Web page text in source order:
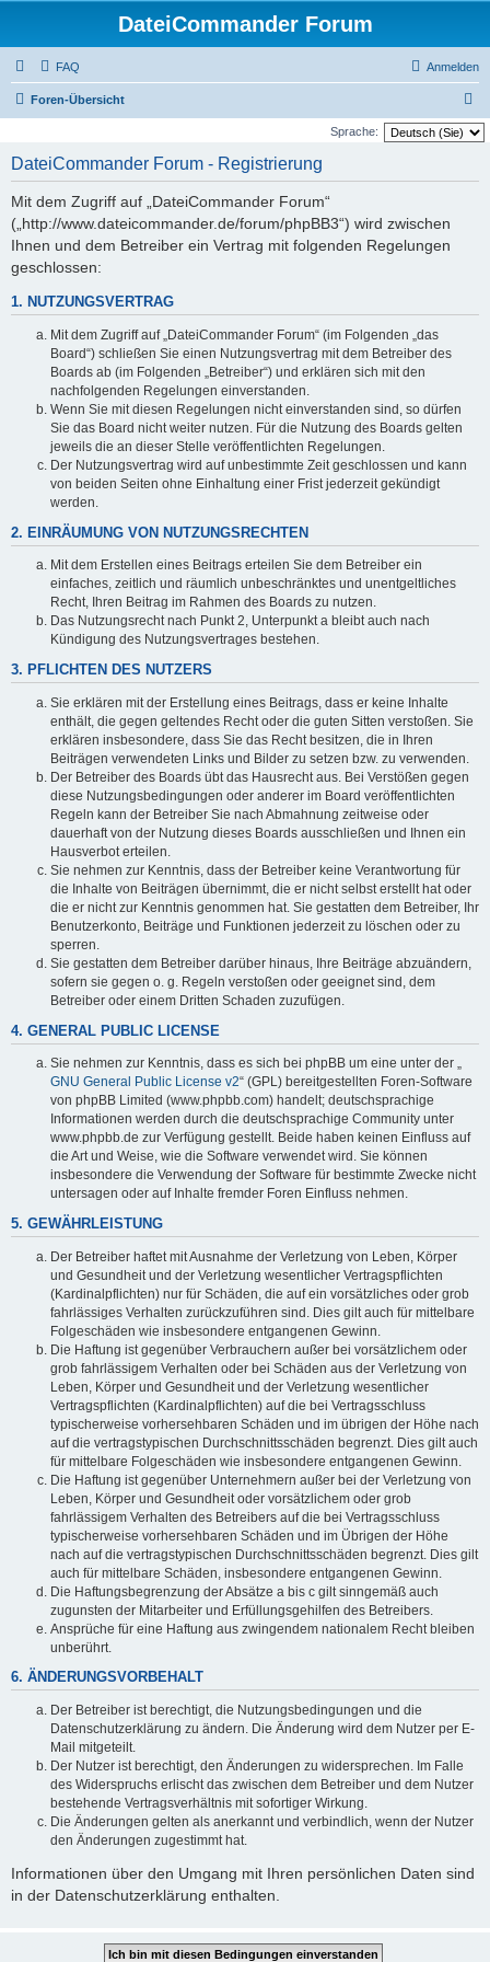
DateiCommander Forum
FAQ Anmelden
Foren-Übersicht
u
Sprache:
DateiCommander Forum - Registrierung
Mit dem Zugriff auf „DateiCommander Forum“
(„http://www.dateicommander.de/forum/phpBB3“) wird zwischen
Ihnen und dem Betreiber ein Vertrag mit folgenden Regelungen
geschlossen:
1. NUTZUNGSVERTRAG
Mit dem Zugriff auf „DateiCommander Forum“ (im Folgenden „das
Board“) schließen Sie einen Nutzungsvertrag mit dem Betreiber des
Boards ab (im Folgenden „Betreiber“) und erklären sich mit den
nachfolgenden Regelungen einverstanden.
Wenn Sie mit diesen Regelungen nicht einverstanden sind, so dürfen
Sie das Board nicht weiter nutzen. Für die Nutzung des Boards gelten
jeweils die an dieser Stelle veröffentlichten Regelungen.
Der Nutzungsvertrag wird auf unbestimmte Zeit geschlossen und kann
von beiden Seiten ohne Einhaltung einer Frist jederzeit gekündigt
werden.
2. EINRÄUMUNG VON NUTZUNGSRECHTEN
Mit dem Erstellen eines Beitrags erteilen Sie dem Betreiber ein
einfaches, zeitlich und räumlich unbeschränktes und unentgeltliches
Recht, Ihren Beitrag im Rahmen des Boards zu nutzen.
Das Nutzungsrecht nach Punkt 2, Unterpunkt a bleibt auch nach
Kündigung des Nutzungsvertrages bestehen.
3. PFLICHTEN DES NUTZERS
Sie erklären mit der Erstellung eines Beitrags, dass er keine Inhalte
enthält, die gegen geltendes Recht oder die guten Sitten verstoßen. Sie
erklären insbesondere, dass Sie das Recht besitzen, die in Ihren
Beiträgen verwendeten Links und Bilder zu setzen bzw. zu verwenden.
Der Betreiber des Boards übt das Hausrecht aus. Bei Verstößen gegen
diese Nutzungsbedingungen oder anderer im Board veröffentlichten
Regeln kann der Betreiber Sie nach Abmahnung zeitweise oder
dauerhaft von der Nutzung dieses Boards ausschließen und Ihnen ein
Hausverbot erteilen.
Sie nehmen zur Kenntnis, dass der Betreiber keine Verantwortung für
die Inhalte von Beiträgen übernimmt, die er nicht selbst erstellt hat oder
die er nicht zur Kenntnis genommen hat. Sie gestatten dem Betreiber, Ihr
Benutzerkonto, Beiträge und Funktionen jederzeit zu löschen oder zu
sperren.
Sie gestatten dem Betreiber darüber hinaus, Ihre Beiträge abzuändern,
sofern sie gegen o. g. Regeln verstoßen oder geeignet sind, dem
Betreiber oder einem Dritten Schaden zuzufügen.
4. GENERAL PUBLIC LICENSE
Sie nehmen zur Kenntnis, dass es sich bei phpBB um eine unter der „
GNU General Public License v2“ (GPL) bereitgestellten Foren-Software
von phpBB Limited (www.phpbb.com) handelt; deutschsprachige
Informationen werden durch die deutschsprachige Community unter
www.phpbb.de zur Verfügung gestellt. Beide haben keinen Einfluss auf
die Art und Weise, wie die Software verwendet wird. Sie können
insbesondere die Verwendung der Software für bestimmte Zwecke nicht
untersagen oder auf Inhalte fremder Foren Einfluss nehmen.
5. GEWÄHRLEISTUNG
Der Betreiber haftet mit Ausnahme der Verletzung von Leben, Körper
und Gesundheit und der Verletzung wesentlicher Vertragspflichten
(Kardinalpflichten) nur für Schäden, die auf ein vorsätzliches oder grob
fahrlässiges Verhalten zurückzuführen sind. Dies gilt auch für mittelbare
Folgeschäden wie insbesondere entgangenen Gewinn.
Die Haftung ist gegenüber Verbrauchern außer bei vorsätzlichem oder
grob fahrlässigem Verhalten oder bei Schäden aus der Verletzung von
Leben, Körper und Gesundheit und der Verletzung wesentlicher
Vertragspflichten (Kardinalpflichten) auf die bei Vertragsschluss
typischerweise vorhersehbaren Schäden und im übrigen der Höhe nach
auf die vertragstypischen Durchschnittsschäden begrenzt. Dies gilt auch
für mittelbare Folgeschäden wie insbesondere entgangenen Gewinn.
Die Haftung ist gegenüber Unternehmern außer bei der Verletzung von
Leben, Körper und Gesundheit oder vorsätzlichem oder grob
fahrlässigem Verhalten des Betreibers auf die bei Vertragsschluss
typischerweise vorhersehbaren Schäden und im Übrigen der Höhe
nach auf die vertragstypischen Durchschnittsschäden begrenzt. Dies gilt
auch für mittelbare Schäden, insbesondere entgangenen Gewinn.
Die Haftungsbegrenzung der Absätze a bis c gilt sinngemäß auch
zugunsten der Mitarbeiter und Erfüllungsgehilfen des Betreibers.
Ansprüche für eine Haftung aus zwingendem nationalem Recht bleiben
unberührt.
6. ÄNDERUNGSVORBEHALT
Der Betreiber ist berechtigt, die Nutzungsbedingungen und die
Datenschutzerklärung zu ändern. Die Änderung wird dem Nutzer per E-
Mail mitgeteilt.
Der Nutzer ist berechtigt, den Änderungen zu widersprechen. Im Falle
des Widerspruchs erlischt das zwischen dem Betreiber und dem Nutzer
bestehende Vertragsverhältnis mit sofortiger Wirkung.
Die Änderungen gelten als anerkannt und verbindlich, wenn der Nutzer
den Änderungen zugestimmt hat.
Informationen über den Umgang mit Ihren persönlichen Daten sind
in der Datenschutzerklärung enthalten.